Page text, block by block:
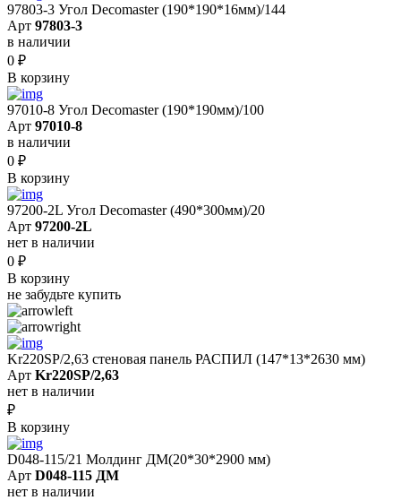
97803-3 Угол Decomaster (190*190*16мм)/144
Арт 97803-3
в наличии
0 ₽
В корзину
97010-8 Угол Decomaster (190*190мм)/100
Арт 97010-8
в наличии
0 ₽
В корзину
97200-2L Угол Decomaster (490*300мм)/20
Арт 97200-2L
нет в наличии
0 ₽
В корзину
не забудьте купить
Kr220SP/2,63 cтеновая панель РАСПИЛ (147*13*2630 мм)
Арт Kr220SP/2,63
нет в наличии
₽
В корзину
D048-115/21 Молдинг ДМ(20*30*2900 мм)
Арт D048-115 ДМ
нет в наличии